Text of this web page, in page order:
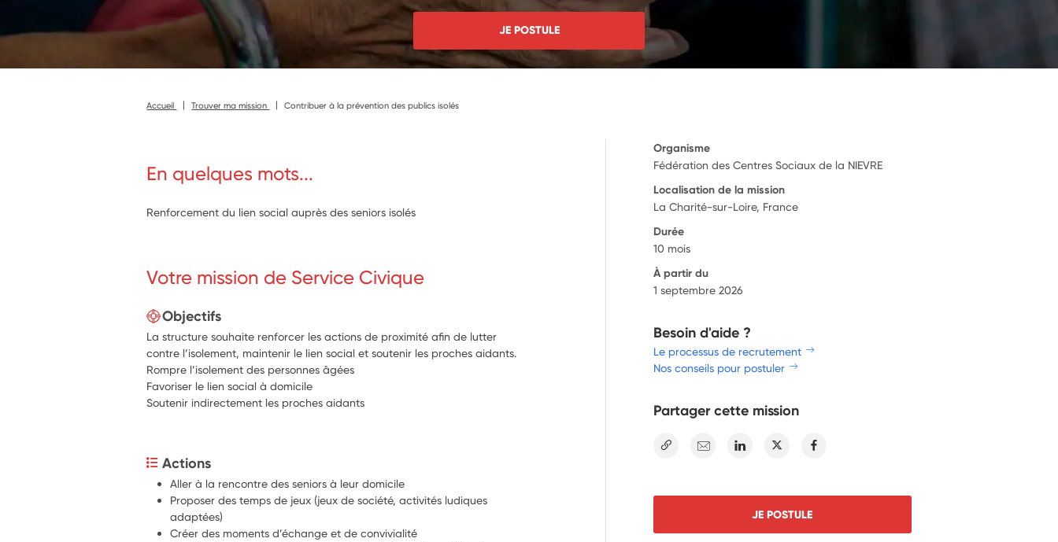
JE POSTULE
Accueil Trouver ma mission Contribuer à la prévention des publics isolés
En quelques mots...
Renforcement du lien social auprès des seniors isolés
Votre mission de Service Civique
Objectifs
La structure souhaite renforcer les actions de proximité afin de lutter
contre l’isolement, maintenir le lien social et soutenir les proches aidants.
Rompre l’isolement des personnes âgées
Favoriser le lien social à domicile
Soutenir indirectement les proches aidants
Actions
Aller à la rencontre des seniors à leur domicile
Proposer des temps de jeux (jeux de société, activités ludiques
adaptées)
Créer des moments d’échange et de convivialité
Organisme
Fédération des Centres Sociaux de la NIEVRE
Localisation de la mission
La Charité-sur-Loire, France
Durée
10 mois
À partir du
1 septembre 2026
Besoin d'aide ?
Le processus de recrutement
Nos conseils pour postuler
Partager cette mission
E-mail Linkedin Twitter
JE POSTULE